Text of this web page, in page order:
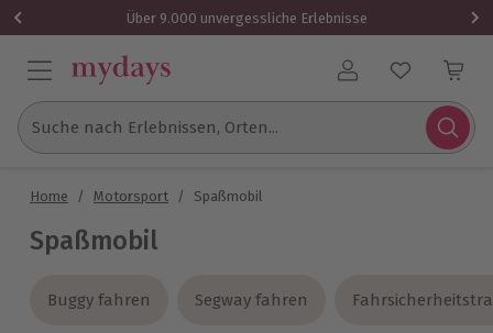
Über 9.000 unvergessliche Erlebnisse
Benutzerkonto
Suche nach Erlebnissen, Orten...
Home / Motorsport / Spaßmobil
Spaßmobil
Buggy fahren
Buggy fahren Segway fahren
Segway fahren